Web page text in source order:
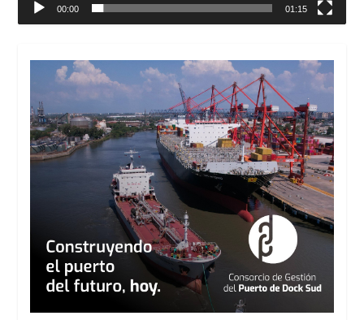
00:00 01:15